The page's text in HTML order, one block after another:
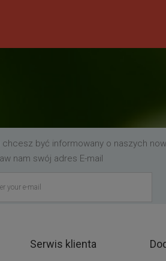
chcesz być informowany o naszych
nam swój adres E-mail
Serwis klienta